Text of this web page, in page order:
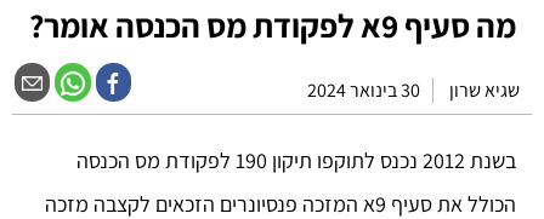
מה סעיף 9א לפקודת מס הכנסה אומר?
שגיא שרון 30 בינואר 2024
בשנת 2012 נכנס לתוקפו תיקון 190 לפקודת מס הכנסה
הכולל את סעיף 9א המזכה פנסיונרים הזכאים לקצבה מזכה